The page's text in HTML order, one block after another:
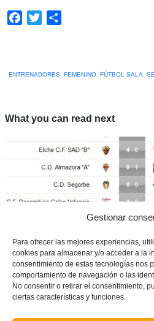
Gestionar
Para ofrecer las mejores experiencias,
cookies para almacenar y/o acceder a la
consentimiento de estas tecnologías nos
comportamiento de navegación o las
No consentir o retirar el consentimiento,
ciertas características y funciones.
Facebook
Twitter
ENTRENADORES, FEMENINO, FÚTBOL SALA
What you can read next
Resumen de la jornada 25 de Tercera